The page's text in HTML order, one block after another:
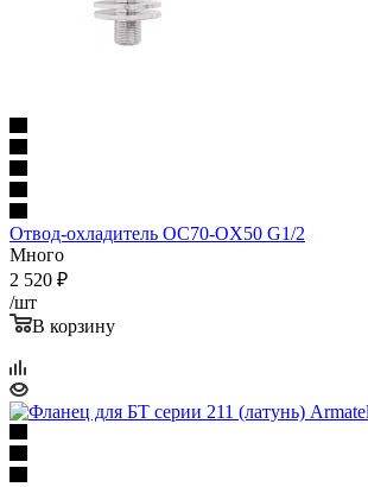
Отвод-охладитель OC70-OX50 G1/2
Много
2 520 ₽
/шт
В корзину